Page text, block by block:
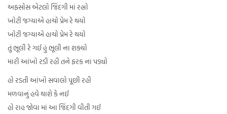
અફસોસ એટલો જિંદગી માં રહ્યો
ખોટી જગ્યાએ હાચો પ્રેમ રે થયો
ખોટી જગ્યાએ હાચો પ્રેમ રે થયો
તું ભૂલી રે ગઈ હું ભૂલી ના શક્યો
મારી આંખો રડી રહી તને ફરક ના પડ્યો
હો રડતી આંખો સવાલો પૂછી રહી
મળવાનું હવે થાશે કે નઈ
હો રાહ જોવા માં આ જિંદગી વીતી ગઈ